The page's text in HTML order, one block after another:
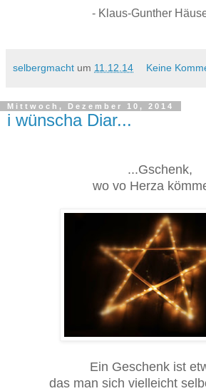
- Klaus-Gunther
selbergmacht um 11.12.14 Keine
Mittwoch, Dezember 10, 2014
i wünscha Diar...
...Gschenk,
wo vo Herza
Ein Geschenk ist
das man sich vielleicht